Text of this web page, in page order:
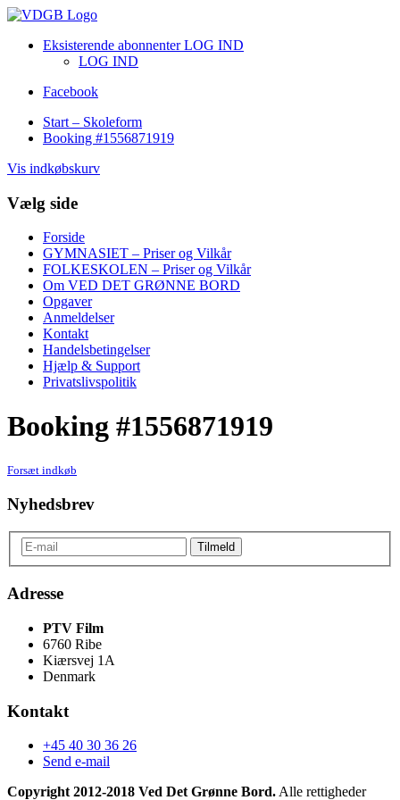
Eksisterende abonnenter LOG IND
LOG IND
Facebook
Start – Skoleform
Booking #1556871919
Vis indkøbskurv
Vælg side
Forside
GYMNASIET – Priser og Vilkår
FOLKESKOLEN – Priser og Vilkår
Om VED DET GRØNNE BORD
Opgaver
Anmeldelser
Kontakt
Handelsbetingelser
Hjælp & Support
Privatslivspolitik
Booking #1556871919
Forsæt indkøb
Nyhedsbrev
Adresse
PTV Film
6760 Ribe
Kiærsvej 1A
Denmark
Kontakt
+45 40 30 36 26
Send e-mail
Copyright 2012-2018 Ved Det Grønne Bord. Alle rettigheder